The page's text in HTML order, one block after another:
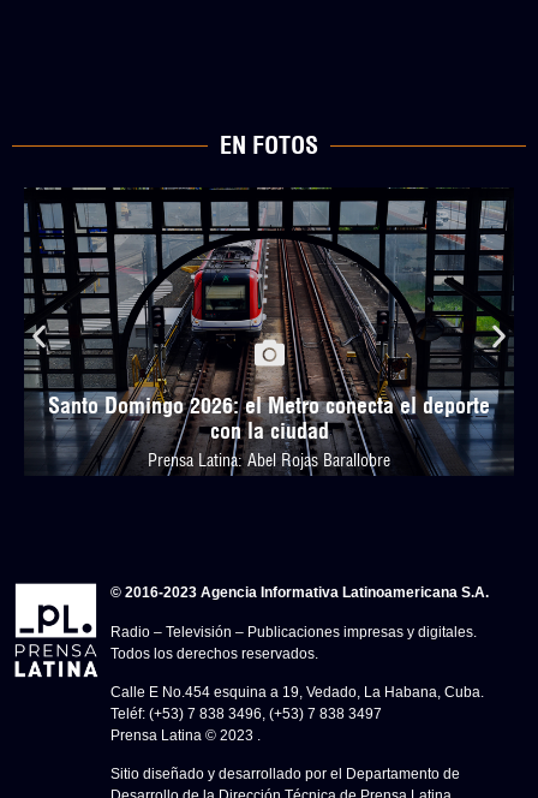
EN FOTOS
Santo Domingo 2026: el Metro conecta el deporte
con la ciudad
Prensa Latina: Abel Rojas Barallobre
© 2016-2023 Agencia Informativa Latinoamericana S.A.
Radio – Televisión – Publicaciones impresas y digitales.
Todos los derechos reservados.
Calle E No.454 esquina a 19, Vedado, La Habana, Cuba.
Teléf: (+53) 7 838 3496, (+53) 7 838 3497
Prensa Latina © 2023 .
Sitio diseñado y desarrollado por el Departamento de